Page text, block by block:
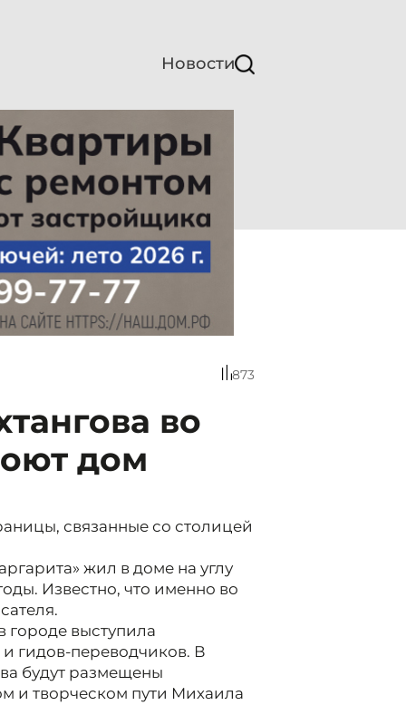
Новости
873
во
дом
связанные со столицей
жил в доме на углу
Известно, что именно во
городе выступила
гидов-переводчиков. В
будут размещены
и творческом пути Михаила